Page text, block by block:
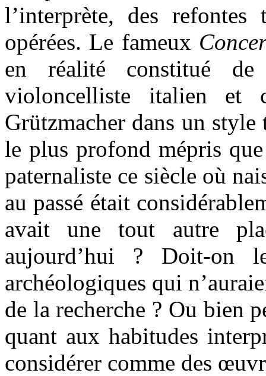
l’interprète, des
opérées. Le fameux
en réalité constitué de
violoncelliste italien et
Grützmacher dans un
le plus profond mépris
paternaliste ce siècle où
au passé était
avait une tout autre
aujourd’hui ? Doit-on
archéologiques qui
de la recherche ? Ou bien
quant aux habitudes
considérer comme des